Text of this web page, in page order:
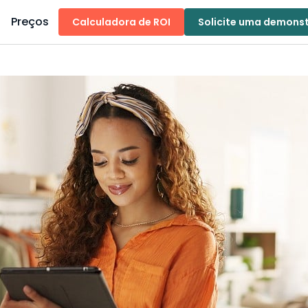
Preços Calculadora de ROI Solicite uma